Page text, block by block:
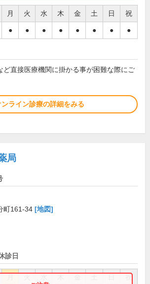
月 火 水 木 金 土 日 祝
● ● ● ● ● ● ● ●
ど直接医療機関に掛かる事が困難な際にご
ンライン診療の詳細をみる
局
町161-34 [地図]
診日
祝